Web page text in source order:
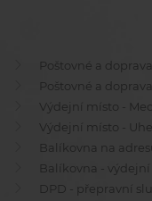
Poštovné a
Poštovné a
Výdejní místo -
Výdejní místo -
Balíkovna na
Balíkovna -
DPD - přepravní